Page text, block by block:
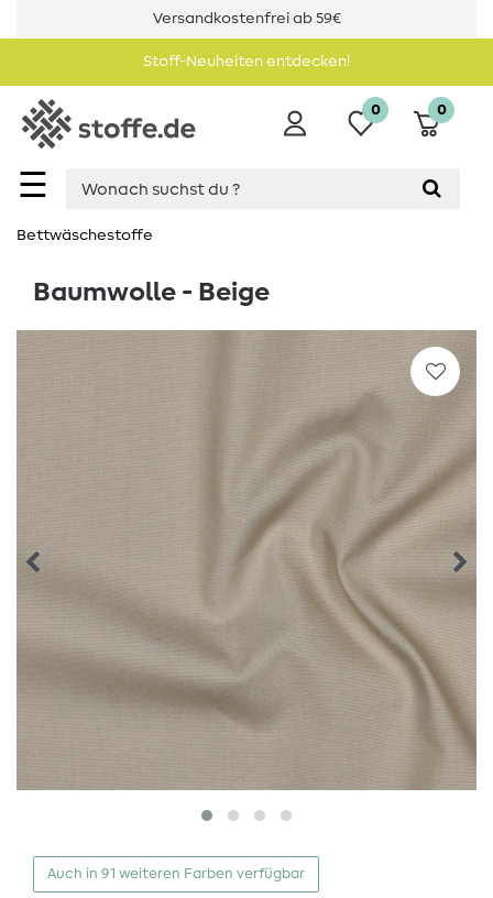
Versandkostenfrei ab 59€
Stoff-Neuheiten entdecken!
☰
0 0
Bettwäschestoffe
Baumwolle - Beige
Auch in 91 weiteren Farben verfügbar